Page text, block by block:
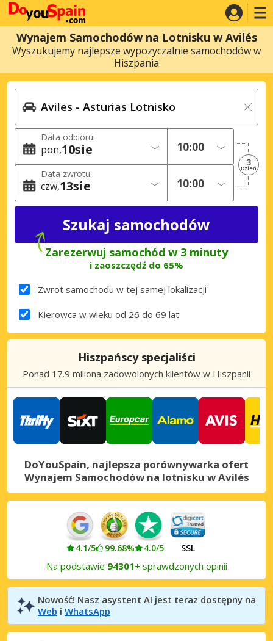
Wynajem Samochodów na Lotnisku w Avilés
Wyszukujemy najlepsze wypozyczalnie samochodów w
Hiszpania
Data odbioru:
pon 10sie
Data zwrotu:
czw 13sie
3
Dzień
Zarezerwuj samochód w 3 minuty
i zaoszczędź do 65%
Zwrot samochodu w tej samej lokalizacji
Kierowca w wieku od 26 do 69 lat
Hiszpańscy specjaliści
Ponad 17.9 miliona zadowolonych klientów w Hiszpanii
DoYouSpain, najlepsza porównywarka ofert
Wynajem Samochodów na lotnisku w Avilés
4.1/5 99.68% 4.0/5 SSL
Na podstawie 94301+ sprawdzonych opinii
Nowość! Nasz asystent AI jest teraz dostępny na
Web i WhatsApp